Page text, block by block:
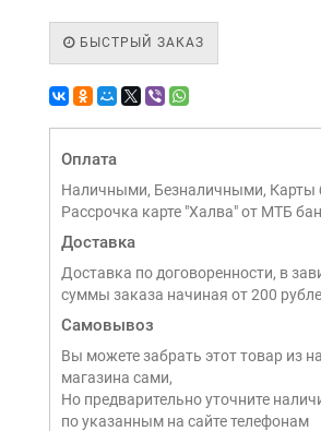
БЫСТРЫЙ ЗАКАЗ
Оплата
Наличными, Безналичными, Карты
Рассрочка карте "Халва" от МТБ
Доставка
Доставка по договоренности, в
суммы заказа начиная от 200
Самовывоз
Вы можете забрать этот товар из
магазина сами,
Но предварительно уточните
по указанным на сайте телефонам